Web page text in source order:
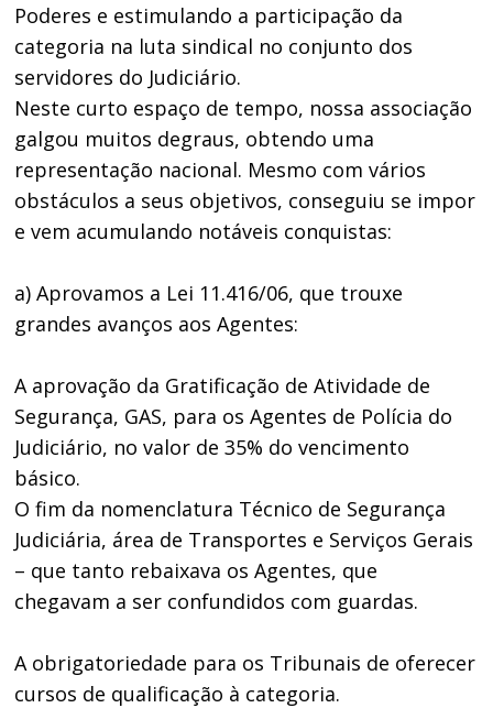
Poderes e estimulando a participação da
categoria na luta sindical no conjunto dos
servidores do Judiciário.
Neste curto espaço de tempo, nossa associação
galgou muitos degraus, obtendo uma
representação nacional. Mesmo com vários
obstáculos a seus objetivos, conseguiu se impor
e vem acumulando notáveis conquistas:
a) Aprovamos a Lei 11.416/06, que trouxe
grandes avanços aos Agentes:
A aprovação da Gratificação de Atividade de
Segurança, GAS, para os Agentes de Polícia do
Judiciário, no valor de 35% do vencimento
básico.
O fim da nomenclatura Técnico de Segurança
Judiciária, área de Transportes e Serviços Gerais
– que tanto rebaixava os Agentes, que
chegavam a ser confundidos com guardas.
A obrigatoriedade para os Tribunais de oferecer
cursos de qualificação à categoria.